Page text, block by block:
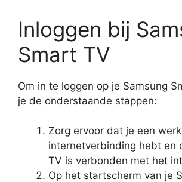
Inloggen bij
Smart TV
Om in te loggen op je Samsung
je de onderstaande stappen:
Zorg ervoor dat je een
internetverbinding hebt en
TV is verbonden met het
Op het startscherm van je